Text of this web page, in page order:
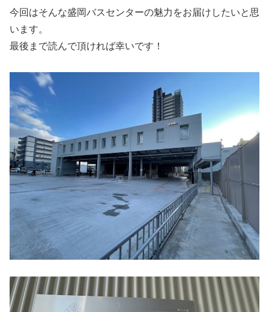
今回はそんな盛岡バスセンターの魅力をお届けしたいと思
います。
最後まで読んで頂ければ幸いです！